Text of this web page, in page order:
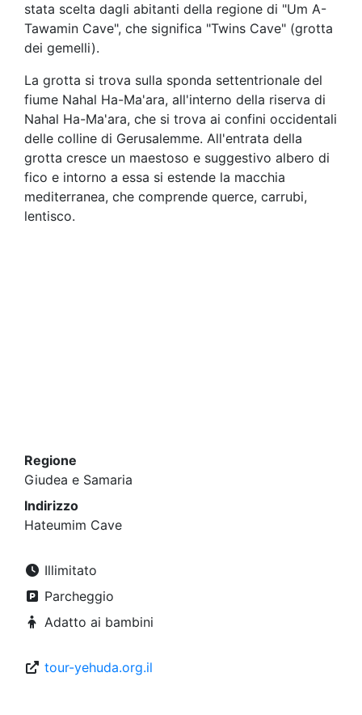
stata scelta dagli abitanti della regione di "Um A-
Tawamin Cave", che significa "Twins Cave" (grotta
dei gemelli).
La grotta si trova sulla sponda settentrionale del
fiume Nahal Ha-Ma'ara, all'interno della riserva di
Nahal Ha-Ma'ara, che si trova ai confini occidentali
delle colline di Gerusalemme. All'entrata della
grotta cresce un maestoso e suggestivo albero di
fico e intorno a essa si estende la macchia
mediterranea, che comprende querce, carrubi,
lentisco.
Regione
Giudea e Samaria
Indirizzo
Hateumim Cave
Illimitato
Parcheggio
Adatto ai bambini
tour-yehuda.org.il